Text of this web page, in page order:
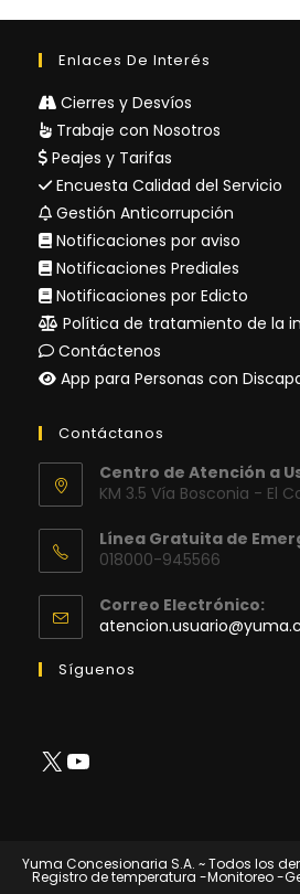
Enlaces De Interés
Cierres y Desvíos
Trabaje con Nosotros
Peajes y Tarifas
Encuesta Calidad del Servicio
Gestión Anticorrupción
Notificaciones por aviso
Notificaciones Prediales
Notificaciones por Edicto
Política de tratamiento de la
Contáctenos
App para Personas con
Contáctanos
Centro de Atención a
KM 3.5 Vía Bosconia - El
Línea Gratuita de
018000-945566
Correo Electrónico:
Síguenos
X YouTube
Yuma Concesionaria S.A. ~ Todos los
Registro de temperatura -Monitoreo-